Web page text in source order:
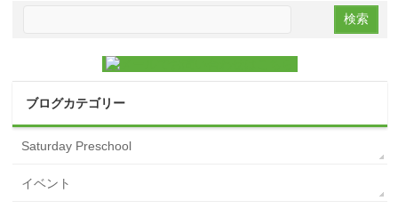
ブログカテゴリー
Saturday Preschool
イベント